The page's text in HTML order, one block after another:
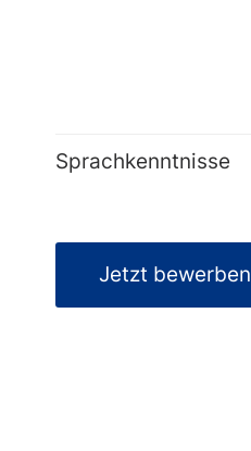
Sprachkenntnisse
Jetzt bewerben